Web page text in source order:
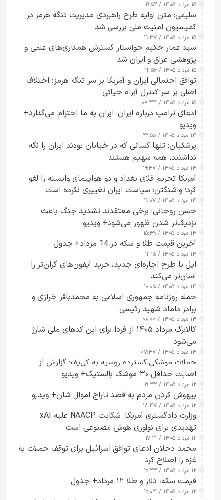
۱۵ مرداد ۱۴۰۵ / ۱۹:۵۲
سلیمی: متن اولیه طرح راهبردی مدیریت تنگه هرمز در
کمیسیون امنیت ملی بررسی شد
۱۵ مرداد ۱۴۰۵ / ۱۹:۳۷
سید عمار حکیم خواستار گسترش همکاری‌های علمی و
پژوهشی عراق و ایران شد
۱۵ مرداد ۱۴۰۵ / ۱۲:۵۶
توافق احتمالی ایران و آمریکا بر سر تنگه هرمز؛ اختلاف
اصلی بر سر کنترل آبراه حیاتی
۱۵ مرداد ۱۴۰۵ / ۰۸:۳۴
ادعای ترامپ درباره ایران: ایران به ما احترام می‌گذارد+
ویدیو
۱۴ مرداد ۱۴۰۵ / ۲۲:۵۵
پزشکیان: تنها کسانی که در خیابان بودند ایران را نگه
نداشتند، همه سهیم هستند
۱۴ مرداد ۱۴۰۵ / ۱۹:۴۷
آمریکا تحریم فلای بغداد و دو هواپیمای وابسته را لغو
کرد؛ واشنگتن: سیاست ایران تغییری نکرده است
۱۴ مرداد ۱۴۰۵ / ۱۹:۰۷
حسن روحانی: برخی معتقدند تشدید جنگ باعث
نزدیک‌تر شدن ظهور می‌شود+ ویدیو
۱۴ مرداد ۱۴۰۵ / ۱۵:۴۹
آخرین قیمت طلا و سکه در 14 مرداد+ جدول
۱۴ مرداد ۱۴۰۵ / ۱۲:۱۵
اپل با طرح اجاره‌ای جدید، خرید آیفون‌های گران‌تر را
آسان‌تر می‌کند
۱۴ مرداد ۱۴۰۵ / ۱۰:۰۵
حمله روزنامه جمهوری اسلامی به محمدباقر خرازی و
برادر داماد شهید رئیسی
۱۴ مرداد ۱۴۰۵ / ۰۸:۰۰
کالابرگ مرداد ۱۴۰۵ از فردا برای این کدهای ملی شارژ
می‌شود
۱۴ مرداد ۱۴۰۵ / ۰۷:۴۷
حملات موشکی گسترده روسیه به کی‌یف؛ گزارش از
اصابت حداقل ۳۰ موشک بالستیک+ ویدیو
۱۲ مرداد ۱۴۰۵ / ۱۹:۳۲
بیهوش کردن مردم به قصد تاراج اموال شان+ ویدیو
۱۲ مرداد ۱۴۰۵ / ۱۸:۴۷
وزارت دادگستری آمریکا: شکایت NAACP علیه xAI
تهدیدی برای نوآوری هوش مصنوعی است
۱۲ مرداد ۱۴۰۵ / ۱۷:۲۱
محمد دحلان ادعای توافق اسرائیل برای توقف حملات به
غزه را اصلاح کرد
۱۲ مرداد ۱۴۰۵ / ۱۵:۲۳
قیمت سکه، دلار و طلا ۱۲ مرداد+ جدول
۱۲ مرداد ۱۴۰۵ / ۱۵:۰۴